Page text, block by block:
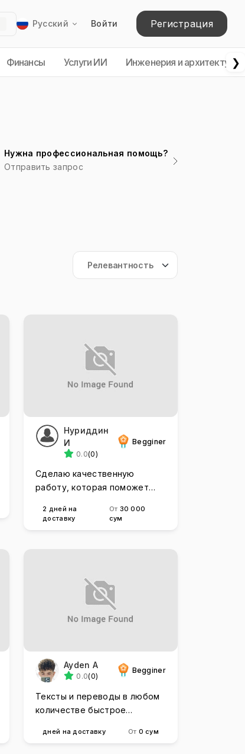
Русский Войти Регистрация
Финансы Услуги ИИ Инженерия и архитектура
❯
Нужна профессиональная помощь?
Отправить запрос
Нуриддин
И
0.0(0)
Begginer
Сделаю качественную
работу, которая поможет
2 дней на
доставку
От 30 000
сум
Ayden A
0.0(0)
Begginer
Тексты и переводы в любом
количестве быстрое
дней на доставку От 0 сум